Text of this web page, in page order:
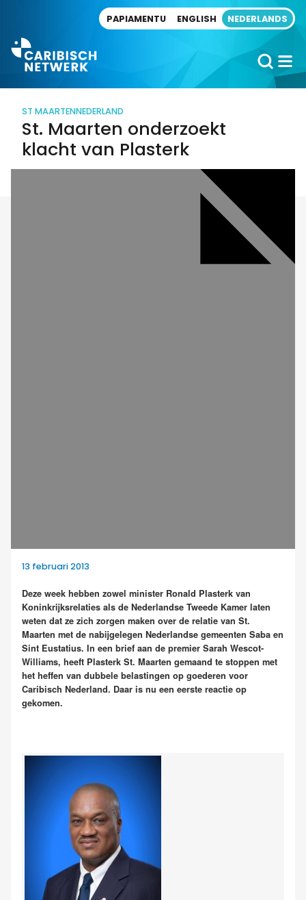
PAPIAMENTU ENGLISH NEDERLANDS
ST MAARTENNEDERLAND
St. Maarten onderzoekt
klacht van Plasterk
13 februari 2013
Deze week hebben zowel minister Ronald Plasterk van
Koninkrijksrelaties als de Nederlandse Tweede Kamer laten
weten dat ze zich zorgen maken over de relatie van St.
Maarten met de nabijgelegen Nederlandse gemeenten Saba en
Sint Eustatius. In een brief aan de premier Sarah Wescot-
Williams, heeft Plasterk St. Maarten gemaand te stoppen met
het heffen van dubbele belastingen op goederen voor
Caribisch Nederland. Daar is nu een eerste reactie op
gekomen.